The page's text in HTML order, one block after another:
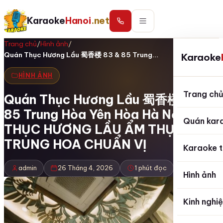
KaraokeHanoi.net
Karaoke
Trang chủ
Quán
Karaoke
Hình ảnh
Kinh
Trang chủ/Hình ảnh/
Quán Thục Hương Lầu 蜀香楼 83 & 85 Trung…
HÌNH ẢNH
Quán Thục Hương Lầu 蜀香楼 83 &
85 Trung Hòa Yên Hòa Hà Nội
THỤC HƯƠNG LẦU ẨM THỰC
TRUNG HOA CHUẨN VỊ
admin 26 Tháng 4, 2026 1 phút đọc